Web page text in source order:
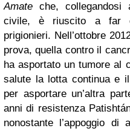
Amate che,
civile, è riuscito a far
prigionieri. Nell’ottobre
prova, quella contro il
ha asportato un tumore al
salute la lotta continua e
per asportare un’altra
anni di resistenza
nonostante l’appoggio